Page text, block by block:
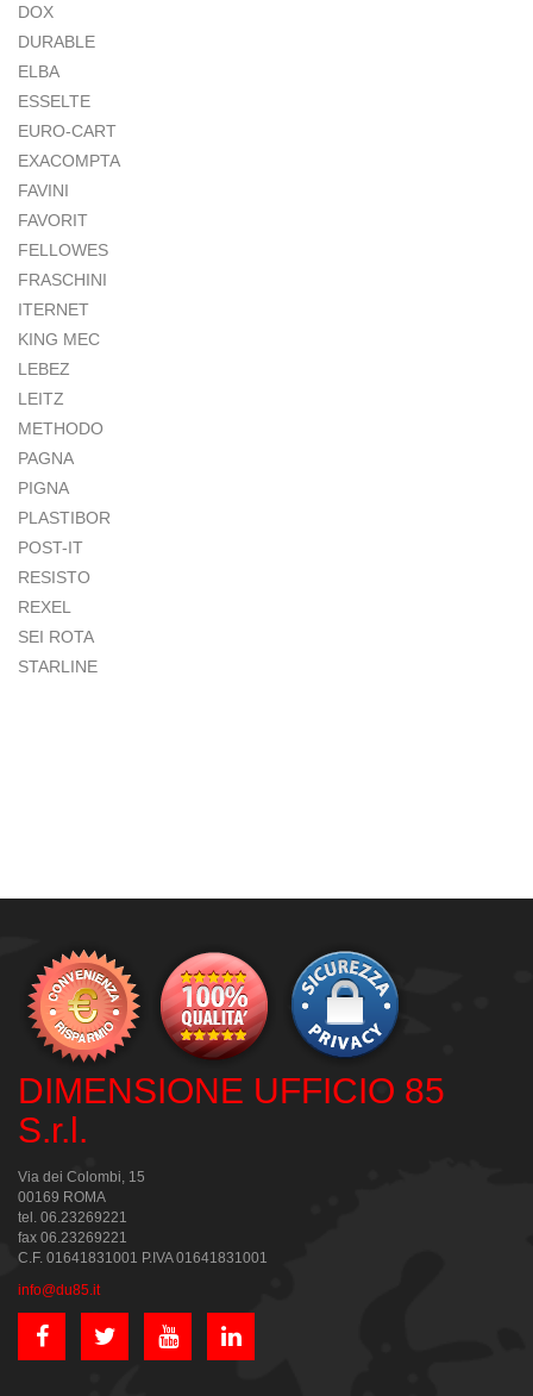
DOX
DURABLE
ELBA
ESSELTE
EURO-CART
EXACOMPTA
FAVINI
FAVORIT
FELLOWES
FRASCHINI
ITERNET
KING MEC
LEBEZ
LEITZ
METHODO
PAGNA
PIGNA
PLASTIBOR
POST-IT
RESISTO
REXEL
SEI ROTA
STARLINE
DIMENSIONE UFFICIO 85
S.r.l.
Via dei Colombi, 15
00169 ROMA
tel. 06.23269221
fax 06.23269221
C.F. 01641831001 P.IVA 01641831001
info@du85.it